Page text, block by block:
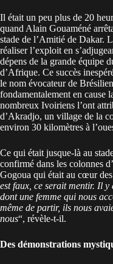
Il était un peu plus de 20
quand Alain Gouaméné
stade de l’Amitié de Dakar.
réaliser l’exploit en
dépens de la grande équipe
d’Afrique. Ce succès
le nom évocateur de
fondamentalement en cause
nombreux Ivoiriens l’ont
d’Akradjo, un village de la
environ 30 kilomètres à
Ce qui était jusque-là au
confirmé dans les colonnes d’
Gogoua qui était au cœur
est faux, ce serait mentir. Il
dont une femme qui nous
même de partir, ils nous
nous“, révèle-t-il.
Des démonstrations